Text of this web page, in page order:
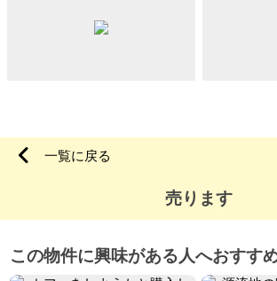
一覧に戻る
売ります
この物件に興味がある人へおすす